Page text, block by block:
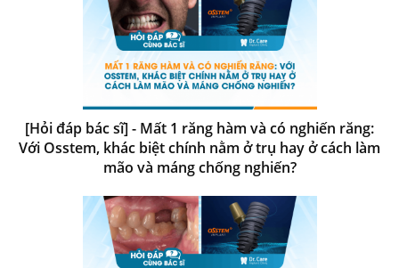
[Hỏi đáp bác sĩ] - Mất 1 răng hàm và có nghiến răng:
Với Osstem, khác biệt chính nằm ở trụ hay ở cách làm
mão và máng chống nghiến?